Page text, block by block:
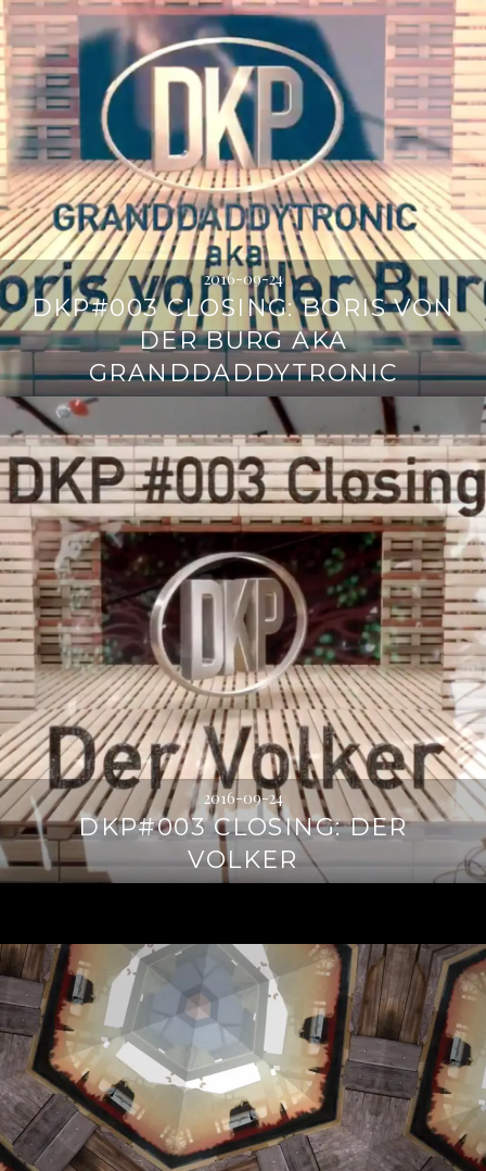
2016-09-24
DKP#003 CLOSING: BORIS VON
DER BURG AKA
GRANDDADDYTRONIC
2016-09-24
DKP#003 CLOSING: DER
VOLKER